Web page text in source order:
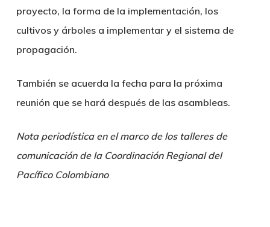
proyecto, la forma de la implementación, los
cultivos y árboles a implementar y el sistema de
propagación.
También se acuerda la fecha para la próxima
reunión que se hará después de las asambleas.
Nota periodística en el marco de los talleres de
comunicación de la Coordinación Regional del
Pacífico Colombiano